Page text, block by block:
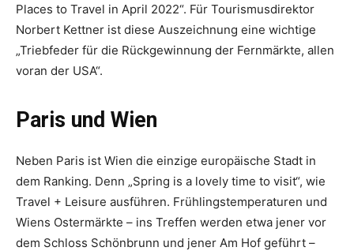
Places to Travel in April 2022“. Für Tourismusdirektor
Norbert Kettner ist diese Auszeichnung eine wichtige
„Triebfeder für die Rückgewinnung der Fernmärkte, allen
voran der USA“.
Paris und Wien
Neben Paris ist Wien die einzige europäische Stadt in
dem Ranking. Denn „Spring is a lovely time to visit“, wie
Travel + Leisure ausführen. Frühlingstemperaturen und
Wiens Ostermärkte – ins Treffen werden etwa jener vor
dem Schloss Schönbrunn und jener Am Hof geführt –